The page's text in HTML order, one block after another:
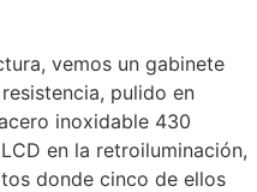
vemos un gabinete
pulido en
inoxidable 430
en la retroiluminación,
donde cinco de ellos